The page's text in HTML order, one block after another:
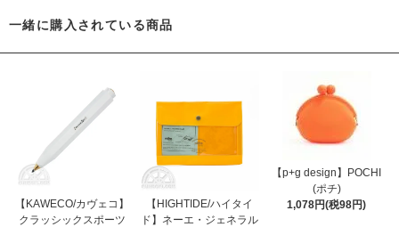
一緒に購入されている商品
【KAWECO/カヴェコ】
クラッシックスポーツ
【HIGHTIDE/ハイタイ
ド】ネーエ・ジェネラル
【p+g design】POCHI
(ポチ)
1,078円(税98円)